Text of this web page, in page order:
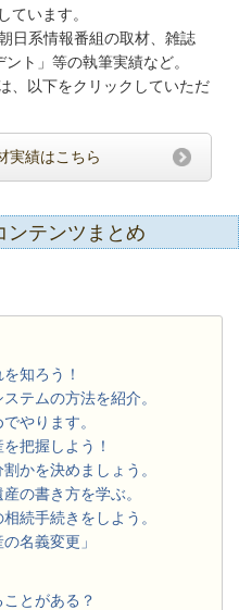
ています。
日系情報番組の取材、雑誌
ト」等の執筆実績など。
、以下をクリックしていただ
実績はこちら
ンテンツまとめ
知ろう！
テムの方法を紹介。
やります。
把握しよう！
かを決めましょう。
の書き方を学ぶ。
続手続きをしよう。
名義変更」
とがある？